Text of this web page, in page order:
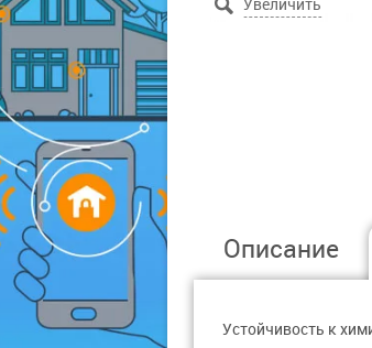
Описание
Устойчивость к